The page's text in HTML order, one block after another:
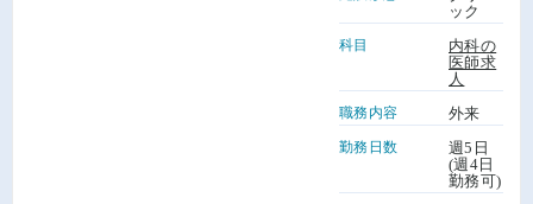
ック
科目
内科の
医師求
人
職務内容 外来
勤務日数
週5日
(週4日
勤務可)